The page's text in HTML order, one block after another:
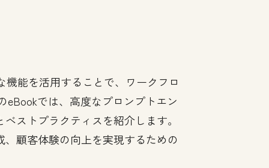
能を活用することで、ワークフロ
では、高度なプロンプトエン
ストプラクティスを紹介します。
顧客体験の向上を実現するための